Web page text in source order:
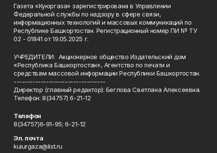
Газета «Куюргаза» зарегистрирована в Управлении
Федеральной службы по надзору в сфере связи,
информационных технологий и массовых коммуникаций по
Республике Башкортостан. Регистрационный номер ПИ № ТУ
02 - 01841 от 19.05.2025 г.
УЧРЕДИТЕЛИ: Акционерное общество Издательский дом
«Республика Башкортостан», Агентство по печати и
средствам массовой информации Республики Башкортостан.
----------------------------------
Директор (главный редактор): Беглова Светлана Алексеевна.
Телефон: 8(34757) 6-21-12
Телефон
8(34757)6-91-95; 6-21-12
Эл. почта
kuiurgaza@list.ru